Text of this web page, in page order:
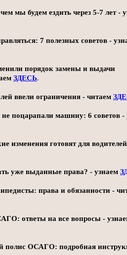
мы будем ездить через 5-7 лет -
7 полезных советов -
порядок замены и выдачи
ЗДЕСЬ.
ввели ограничения - читаем
поцарапали машину: 6 советов -
изменения готовят для
уже выданные права? - узнаем
права и обязанности -
ответы на все вопросы -
полис ОСАГО: подробная